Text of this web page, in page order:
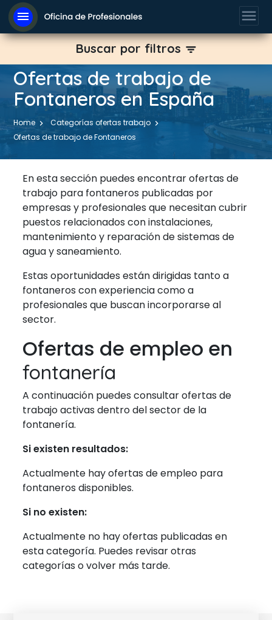
menu menu
Ofertas de trabajo de
Fontaneros en España
Home
Categorías ofertas trabajo
Ofertas de trabajo de Fontaneros
En esta sección puedes encontrar ofertas de
trabajo para fontaneros publicadas por
empresas y profesionales que necesitan cubrir
puestos relacionados con instalaciones,
mantenimiento y reparación de sistemas de
agua y saneamiento.
Estas oportunidades están dirigidas tanto a
fontaneros con experiencia como a
profesionales que buscan incorporarse al
sector.
Ofertas de empleo en
fontanería
A continuación puedes consultar ofertas de
trabajo activas dentro del sector de la
fontanería.
Si existen resultados:
Actualmente hay ofertas de empleo para
fontaneros disponibles.
Si no existen:
Actualmente no hay ofertas publicadas en
esta categoría. Puedes revisar otras
categorías o volver más tarde.
Buscar por filtros filter_list